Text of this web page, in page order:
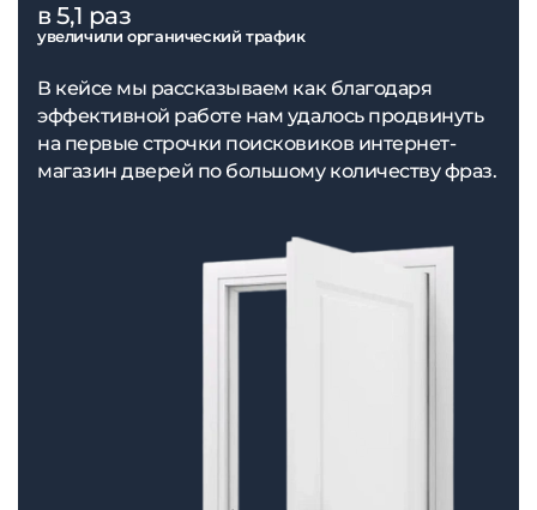
в 5,1 раз
увеличили органический трафик
В кейсе мы рассказываем как благодаря
эффективной работе нам удалось продвинуть
на первые строчки поисковиков интернет-
магазин дверей по большому количеству фраз.